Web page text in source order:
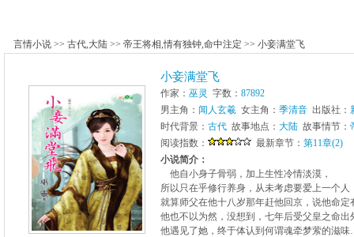
言情小说 >> 古代,大陆 >> 帝王将相,情有独钟,命中注定 >> 小妾满堂飞
小妾满堂飞
作家： 巫灵 字数： 87892
男主角： 闻人玄羲 女主角： 季清音 出版社：
时代背景： 古代 故事地点： 大陆 故事情节：
阅读指数：
最新章节： 第11章(2)
小说简介：
他自小身子骨弱，加上生性冷情淡漠，
所以只在乎修行养身，从未考虑要爱上一个人
就算师父在他十八岁那年赶他回京，说他命定
他也不以为然，没想到，七年后受父皇之命出
他遇见了她，终于体认到何谓魂牵梦萦的滋